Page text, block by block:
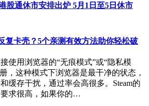
在内部恶性竞争，可以共同向BBA等
所需。
家庭需要大车只是表面现象，更深层次
端车的接受度日益提升。如今的国产高
豪华至极。三电机已成为基础配置，四
具备5C超快充能力，充电速度大幅提
，为智能驾驶提供强大支持；座舱屏幕
震撼的视觉体验；空气悬架、CDC成
股通休市安排出炉 5月1日至5日休市
复卡壳？5个亲测有效方法助你轻松破
使用浏览器的“无痕模式”或“隐私模
，这种模式下浏览器是最干净的状态，
缓存干扰，通过率会高很多。Steam的
求很高，如果你的…